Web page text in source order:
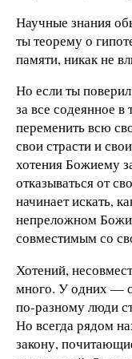
Научные знания
ты теорему о
памяти, никак не
Но если ты
за все содеянное
переменить всю
свои страсти и
хотения Божиему
отказываться от
начинает искать,
непреложном
совместимым со
Хотений,
много. У одних —
по-разному люди
Но всегда рядом
закону,